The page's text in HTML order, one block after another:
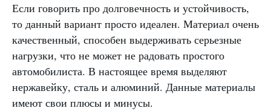
Если говорить про долговечность и устойчивость,
то данный вариант просто идеален. Материал очень
качественный, способен выдерживать серьезные
нагрузки, что не может не радовать простого
автомобилиста. В настоящее время выделяют
нержавейку, сталь и алюминий. Данные материалы
имеют свои плюсы и минусы.